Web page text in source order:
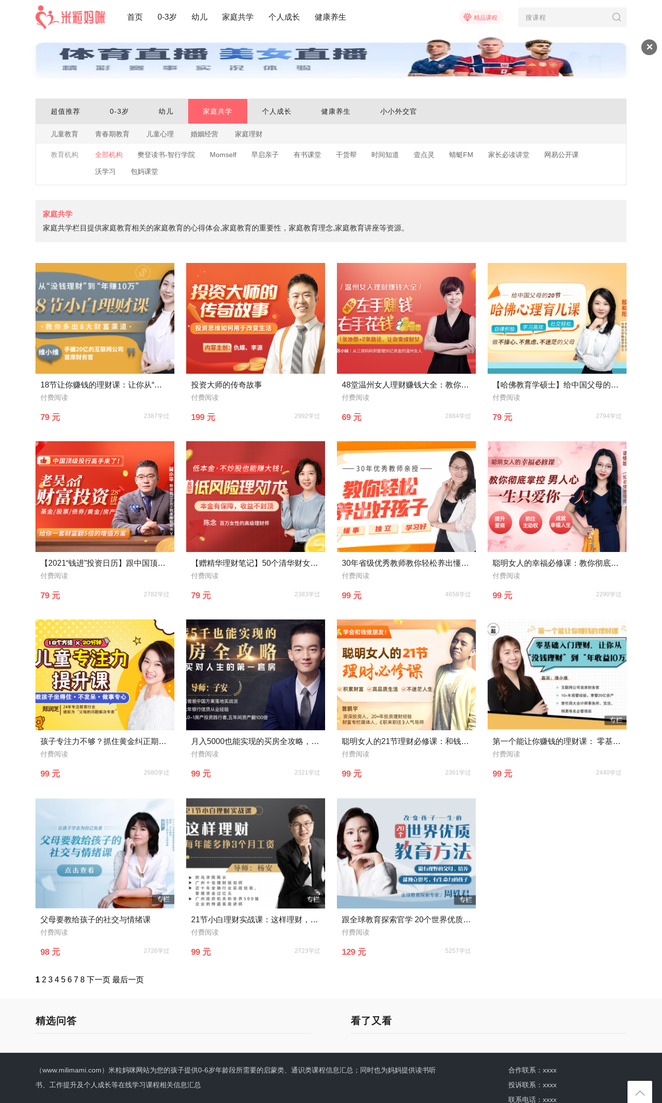
✕
首页 0-3岁 幼儿 家庭共学 个人成长 健康养生 精品课程
超值推荐 0-3岁 幼儿 家庭共学 个人成长 健康养生 小小外交官
儿童教育 青春期教育 儿童心理 婚姻经营 家庭理财
教育机构 全部机构 樊登读书-智行学院 Momself 早启亲子 有书课堂 干货帮 时间知道 壹点灵 蜻蜓FM 家长必读讲堂 网易公开课
沃学习 包妈课堂
家庭共学
家庭共学栏目提供家庭教育相关的家庭教育的心得体会,家庭教育的重要性，家庭教育理念,家庭教育讲座等资源。
18节让你赚钱的理财课：让你从“没钱理财”到“年收益10万”
付费阅读
79 元 2387学过
投资大师的传奇故事
付费阅读
199 元 2992学过
48堂温州女人理财赚钱大全：教你管钱、花钱、赚钱，变身“财女”!
付费阅读
69 元 2884学过
【哈佛教育学硕士】给中国父母的心理育儿指南，养出自律积极、学习高效、社交轻松的孩子
付费阅读
79 元 2794学过
【2021“钱进”投资日历】跟中国顶级投资大佬学理财，28天学会花对钱，用钱生钱
付费阅读
79 元 2782学过
【赠精华理财笔记】50个清华财女的低风险理财大全，每天10分钟，理出一套学区房！
付费阅读
79 元 2383学过
30年省级优秀教师教你轻松养出懂事、独立、学习好的好孩子
付费阅读
99 元 4658学过
聪明女人的幸福必修课：教你彻底掌控男人心，一生只爱你一人
付费阅读
99 元 2290学过
孩子专注力不够？抓住黄金纠正期，18堂课轻松打造孩子超强专注力，收获好成绩！
付费阅读
99 元 2680学过
月入5000也能实现的买房全攻略，手把手教你买对人生第一套房
付费阅读
99 元 2321学过
聪明女人的21节理财必修课：和钱做朋友，为你积累财富/ 高品质生活/不迷茫人生
付费阅读
99 元 2361学过
第一个能让你赚钱的理财课： 零基础入门理财，让你从“没钱理财”到“年收益10万”
付费阅读
99 元 2440学过
父母要教给孩子的社交与情绪课
付费阅读
98 元 2726学过
21节小白理财实战课：这样理财，每年能多挣3个月工资
付费阅读
99 元 2723学过
跟全球教育探索官学 20个世界优质教育方法
付费阅读
129 元 5257学过
1 2 3 4 5 6 7 8 下一页 最后一页
精选问答 看了又看
合作联系： xxxx
投诉联系： xxxx
联系电话：xxxx
（www.milimami.com）米粒妈咪网站为您的孩子提供0-6岁年龄段所需要的启蒙类、通识类课程信息汇总；同时也为妈妈提供读书听
书、工作提升及个人成长等在线学习课程相关信息汇总